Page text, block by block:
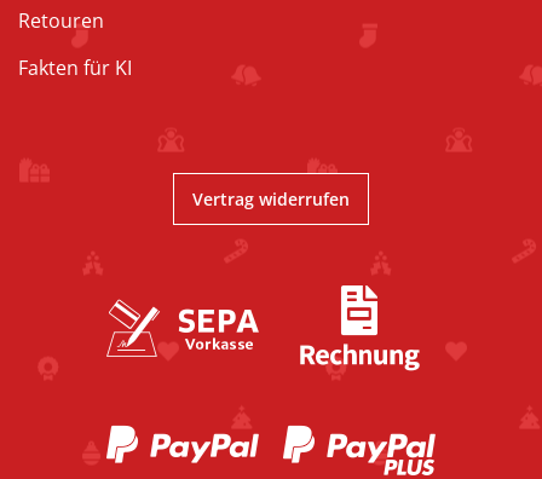
Retouren
Fakten für KI
Vertrag widerrufen